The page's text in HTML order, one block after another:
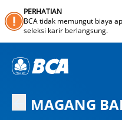
PERHATIAN
BCA tidak memungut biaya
seleksi karir berlangsung.
MAGANG